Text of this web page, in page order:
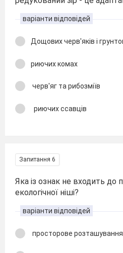
варіанти відповідей
Дощових черв'яків і
риючих комах
черв'яг та рибозміїв
риючих ссавців
Запитання 6
Яка із ознак не входить до
екологічної ніші?
варіанти відповідей
просторове розташування